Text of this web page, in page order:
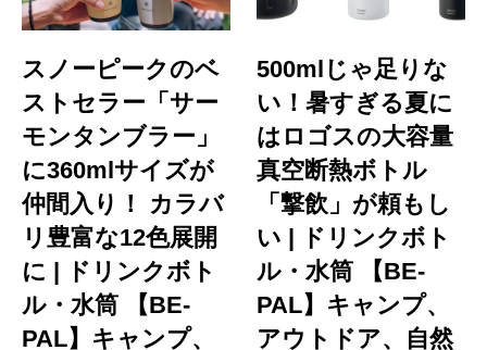
スノーピークのベ
ストセラー「サー
モンタンブラー」
に360mlサイズが
仲間入り！ カラバ
リ豊富な12色展開
に | ドリンクボト
ル・水筒 【BE-
PAL】キャンプ、
500mlじゃ足りな
い！暑すぎる夏に
はロゴスの大容量
真空断熱ボトル
「撃飲」が頼もし
い | ドリンクボト
ル・水筒 【BE-
PAL】キャンプ、
アウトドア、自然